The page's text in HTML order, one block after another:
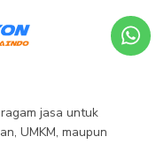
jasa untuk
UMKM, maupun